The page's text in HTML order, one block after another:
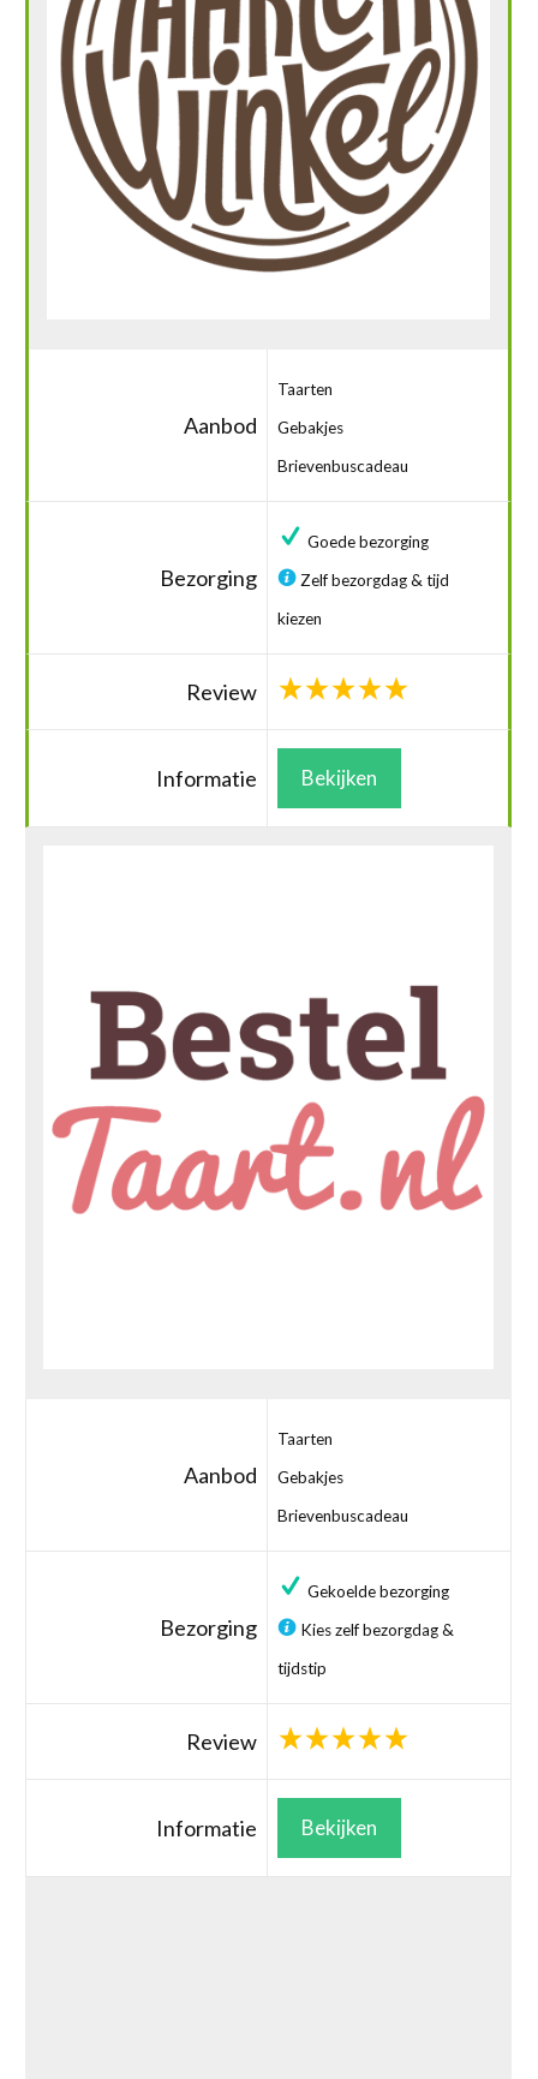
Aanbod
Taarten
Gebakjes
Brievenbuscadeau
Bezorging
Goede bezorging
Zelf bezorgdag & tijd
kiezen
Review
Informatie Bekijken
Aanbod
Taarten
Gebakjes
Brievenbuscadeau
Bezorging
Gekoelde bezorging
Kies zelf bezorgdag &
tijdstip
Review
Informatie Bekijken